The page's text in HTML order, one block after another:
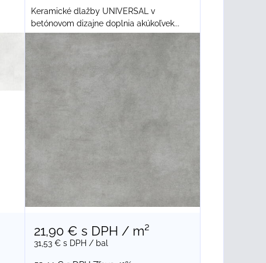
Keramické dlažby UNIVERSAL v
betónovom dizajne doplnia akúkoľvek...
21,90 € s DPH / m²
31,53 €s DPH / bal